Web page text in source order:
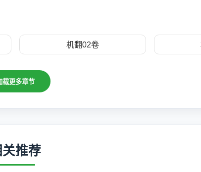
机翻02卷
载更多章节
推荐